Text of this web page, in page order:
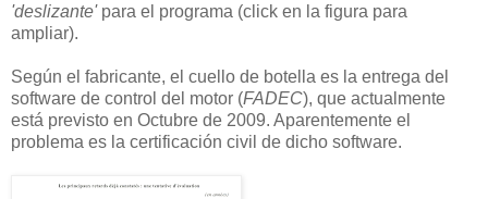
'deslizante'para el programa (click en la figura para
ampliar).
Según el fabricante, el cuello de botella es la entrega del
software de control del motor (FADEC), que actualmente
está previsto en Octubre de 2009. Aparentemente el
problema es la certificación civil de dicho software.